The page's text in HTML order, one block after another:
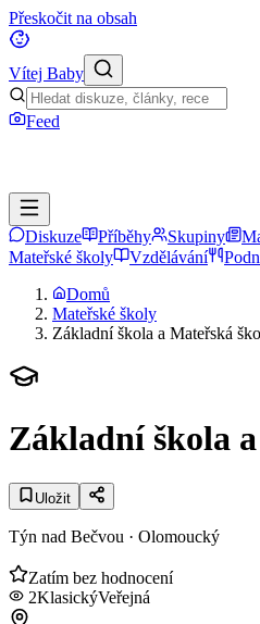
Přeskočit na obsah
Vítej Baby
Feed
Diskuze Příběhy Skupiny
Mateřské školy
Vzdělávání
Domů
Mateřské školy
Základní škola a Mateřská
Základní škola
Uložit
Týn nad Bečvou · Olomoucký
Zatím bez hodnocení
2KlasickýVeřejná